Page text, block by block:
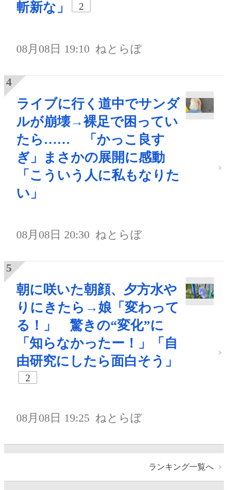
斬新な」 2
08月08日 19:10 ねとらぼ
ライブに行く道中でサンダ
ルが崩壊→裸足で困ってい
たら…… 「かっこ良す
ぎ」まさかの展開に感動
「こういう人に私もなりた
い」
08月08日 20:30 ねとらぼ
朝に咲いた朝顔、夕方水や
りにきたら→娘「変わって
る！」 驚きの“変化”に
「知らなかったー！」「自
由研究にしたら面白そう」
2
08月08日 19:25 ねとらぼ
ランキング一覧へ